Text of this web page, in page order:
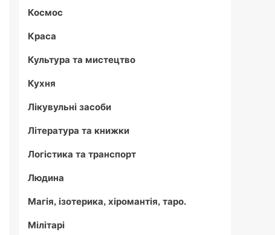
Космос
Краса
Культура та мистецтво
Кухня
Лікувульні засоби
Література та книжки
Логістика та транспорт
Людина
Магія, ізотерика, хіромантія, таро.
Мілітарі